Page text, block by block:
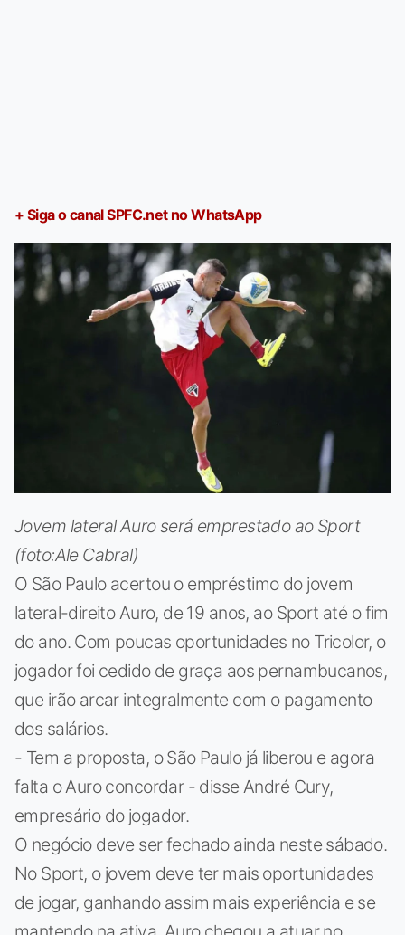
+ Siga o canal SPFC.net no WhatsApp
Jovem lateral Auro será emprestado ao Sport
(foto:Ale Cabral)
O São Paulo acertou o empréstimo do jovem
lateral-direito Auro, de 19 anos, ao Sport até o fim
do ano. Com poucas oportunidades no Tricolor, o
jogador foi cedido de graça aos pernambucanos,
que irão arcar integralmente com o pagamento
dos salários.
- Tem a proposta, o São Paulo já liberou e agora
falta o Auro concordar - disse André Cury,
empresário do jogador.
O negócio deve ser fechado ainda neste sábado.
No Sport, o jovem deve ter mais oportunidades
de jogar, ganhando assim mais experiência e se